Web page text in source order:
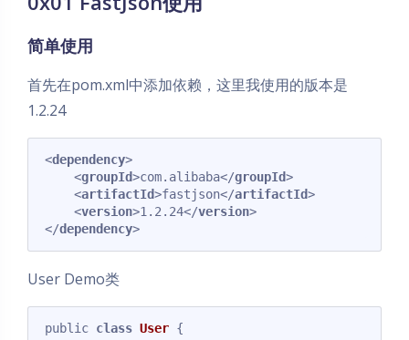
简单使用
首先在pom.xml中添加依赖，这里我使用的版本是
1.2.24
<dependency>
<groupId>com.alibaba</groupId>
<artifactId>fastjson</artifactId>
<version>1.2.24</version>
</dependency>
User Demo类
public class User {